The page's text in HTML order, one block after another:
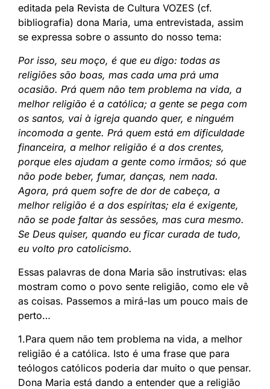
editada pela Revista de Cultura VOZES (cf.
bibliografia) dona Maria, uma entrevistada, assim
se expressa sobre o assunto do nosso tema:
Por isso, seu moço, é que eu digo: todas as
religiões são boas, mas cada uma prá uma
ocasião. Prá quem não tem problema na vida, a
melhor religião é a católica; a gente se pega com
os santos, vai à igreja quando quer, e ninguém
incomoda a gente. Prá quem está em dificuldade
financeira, a melhor religião é a dos crentes,
porque eles ajudam a gente como irmãos; só que
não pode beber, fumar, danças, nem nada.
Agora, prá quem sofre de dor de cabeça, a
melhor religião é a dos espíritas; ela é exigente,
não se pode faltar às sessões, mas cura mesmo.
Se Deus quiser, quando eu ficar curada de tudo,
eu volto pro catolicismo.
Essas palavras de dona Maria são instrutivas: elas
mostram como o povo sente religião, como ele vê
as coisas. Passemos a mirá-las um pouco mais de
perto…
1.Para quem não tem problema na vida, a melhor
religião é a católica. Isto é uma frase que para
teólogos católicos poderia dar muito o que pensar.
Dona Maria está dando a entender que a religião